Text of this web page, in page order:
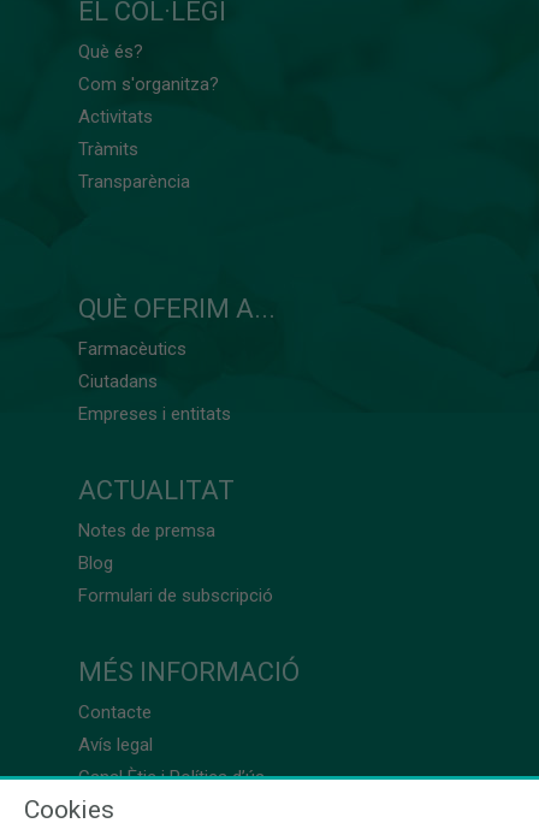
EL COL·LEGI
Què és?
Com s'organitza?
Activitats
Tràmits
Transparència
QUÈ OFERIM A...
Farmacèutics
Ciutadans
Empreses i entitats
ACTUALITAT
Notes de premsa
Blog
Formulari de subscripció
MÉS INFORMACIÓ
Contacte
Avís legal
Canal Ètic i Política d’ús
Cookies